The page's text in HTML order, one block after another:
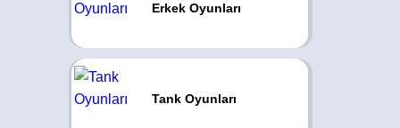
Erkek Oyunları
Tank Oyunları